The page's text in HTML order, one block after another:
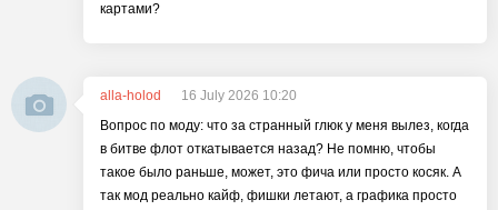
картами?
alla-holod
16 July 2026 10:20
Вопрос по моду: что за странный глюк у меня вылез, когда
в битве флот откатывается назад? Не помню, чтобы
такое было раньше, может, это фича или просто косяк. А
так мод реально кайф, фишки летают, а графика просто